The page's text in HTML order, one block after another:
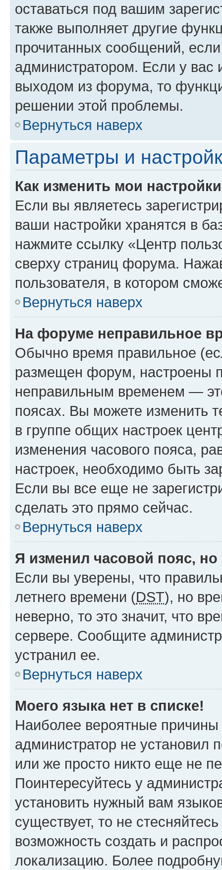
оставаться под вашим
также выполняет другие
прочитанных сообщений,
администратором. Если у
выходом из форума, то
решении этой проблемы.
Вернуться наверх
Параметры и
Как изменить мои
Если вы являетесь
ваши настройки хранятся в
нажмите ссылку «Центр
сверху страниц форума.
пользователя, в котором
Вернуться наверх
На форуме неправильное
Обычно время правильное
размещен форум, настроены
неправильным временем —
поясах. Вы можете изменить
в группе общих настроек
изменения часового пояса,
настроек, необходимо быть
Если вы все еще не
сделать это прямо сейчас.
Вернуться наверх
Я изменил часовой пояс,
Если вы уверены, что
летнего времени (DST), но
неверно, то это значит, что
сервере. Сообщите
устранил ее.
Вернуться наверх
Моего языка нет в списке!
Наиболее вероятные причины
администратор не установил
или же просто никто еще не
Поинтересуйтесь у
установить нужный вам
существует, то не
возможность создать и
локализацию. Более